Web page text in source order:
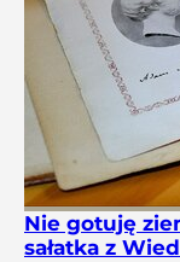
Nie gotuję
sałatka z